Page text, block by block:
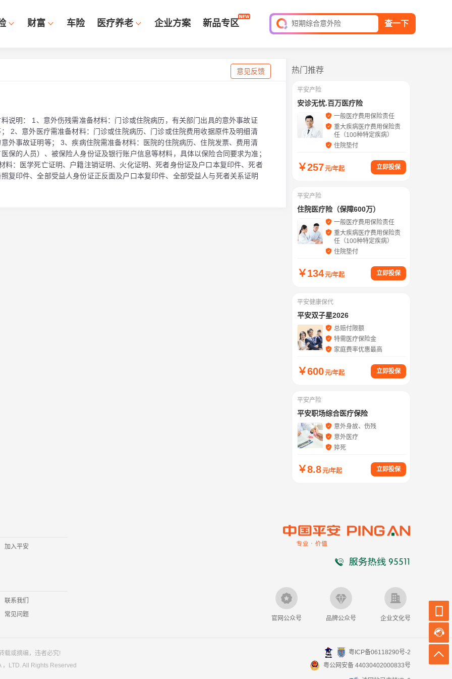
财富 车险 医疗养老 企业方案 新品专区
短期综合意外险
平安家庭财产保险
查一下
意见反馈
说明： 1、意外伤残需准备材料：门诊或住院病历，有关部门出具的意外事故证
2、意外医疗需准备材料：门诊或住院病历、门诊或住院费用收据原件及明细清
外事故证明等； 3、疾病住院需准备材料：医院的住院病历、住院发票、费用清
保的人员）、被保险人身份证及银行账户信息等材料，具体以保险合同要求为准；
料：医学死亡证明、户籍注销证明、火化证明、死者身份证及户口本复印件、死者
复印件、全部受益人身份证正反面及户口本复印件、全部受益人与死者关系证明
热门推荐
平安产险
安诊无忧.百万医疗险
一般医疗费用保险责任
重大疾病医疗费用保险责
任（100种特定疾病）
住院垫付
￥257元/年起 立即投保
平安产险
住院医疗险（保障600万）
一般医疗费用保险责任
重大疾病医疗费用保险责
任（100种特定疾病）
住院垫付
￥134元/年起 立即投保
平安健康保代
平安双子星2026
总赔付限额
特需医疗保险金
家庭费率优惠最高
￥600元/年起 立即投保
平安产险
平安职场综合医疗保险
意外身故、伤残
意外医疗
猝死
￥8.8元/年起 立即投保
加入平安
联系我们
常见问题
官网公众号 品牌公众号 企业文化号
载或摘编，违者必究!
LTD. All Rights Reserved
粤ICP备06118290号-2
粤公网安备 44030402000833号